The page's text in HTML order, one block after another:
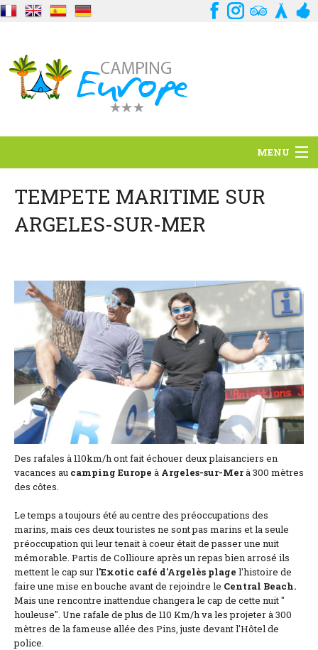
MENU
Standort
Ambience
Kontakt
Lage und Zufahrt
Kontaktformular
Dokumentation
Nachrichten
Mobilheim und Preise
Campingplatz und Preise
Zimmer pro Nacht und Preise
TEMPETE MARITIME SUR
ARGELES-SUR-MER
Des rafales à 110km/h ont fait échouer deux plaisanciers en
vacances au camping Europe à Argeles-sur-Merà 300 mètres
des côtes.
Le temps a toujours été au centre des préoccupations des
marins, mais ces deux touristes ne sont pas marins et la seule
préoccupation qui leur tenait à coeur était de passer une nuit
mémorable. Partis de Collioure après un repas bien arrosé ils
mettent le cap sur l'Exotic café d'Argelès plage l'histoire de
faire une mise en bouche avant de rejoindre le Central Beach.
Mais une rencontre inattendue changera le cap de cette nuit "
houleuse". Une rafale de plus de 110 Km/h va les projeter à 300
mètres de la fameuse allée des Pins, juste devant l'Hôtel de
police.